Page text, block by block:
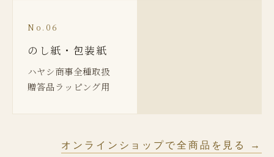
No.06
のし紙・包装紙
ハヤシ商事全種取扱
贈答品ラッピング用
オンラインショップで全商品を見る →